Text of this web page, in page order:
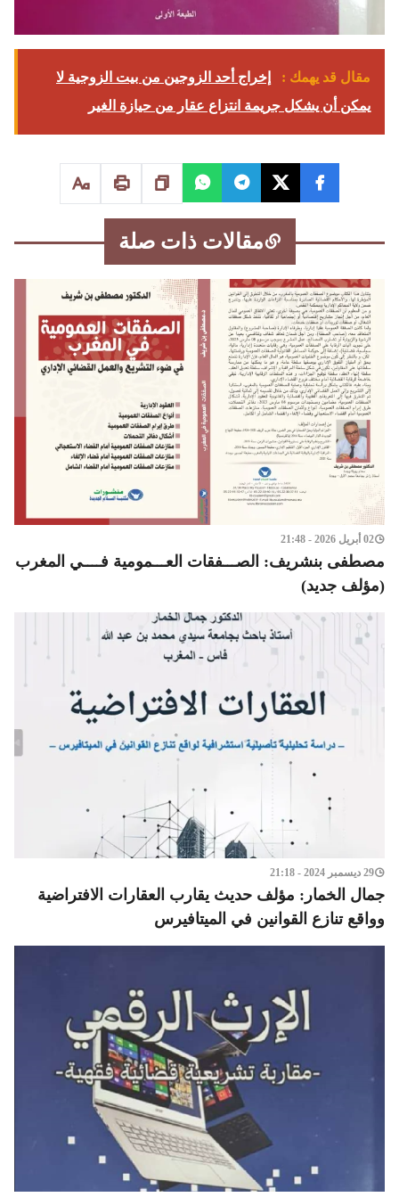
مقال قد يهمك :
إخراج أحد الزوجين من بیت الزوجية لا
يمكن أن يشكل جريمة انتزاع عقار من حيازة الغير
مقالات ذات صلة
02 أبريل 2026 - 21:48
مصطفى بنشريف: الصـــفقات العـــمومية فــــي المغرب
(مؤلف جديد)
29 ديسمبر 2024 - 21:18
جمال الخمار: مؤلف حديث يقارب العقارات الافتراضية
وواقع تنازع القوانين في الميتافيرس